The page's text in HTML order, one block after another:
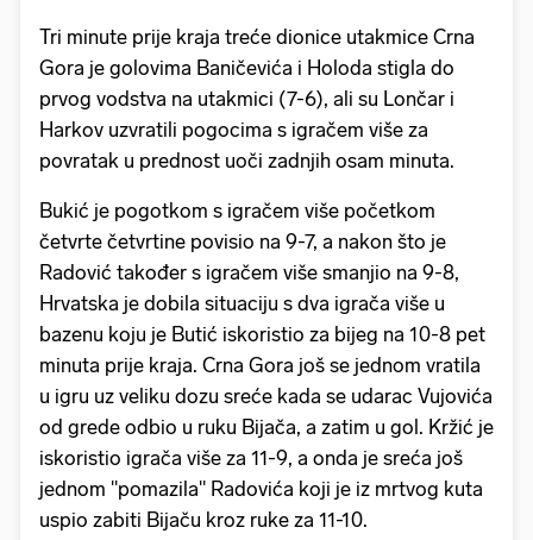
Tri minute prije kraja treće dionice utakmice Crna
Gora je golovima Baničevića i Holoda stigla do
prvog vodstva na utakmici (7-6), ali su Lončar i
Harkov uzvratili pogocima s igračem više za
povratak u prednost uoči zadnjih osam minuta.
Bukić je pogotkom s igračem više početkom
četvrte četvrtine povisio na 9-7, a nakon što je
Radović također s igračem više smanjio na 9-8,
Hrvatska je dobila situaciju s dva igrača više u
bazenu koju je Butić iskoristio za bijeg na 10-8 pet
minuta prije kraja. Crna Gora još se jednom vratila
u igru uz veliku dozu sreće kada se udarac Vujovića
od grede odbio u ruku Bijača, a zatim u gol. Kržić je
iskoristio igrača više za 11-9, a onda je sreća još
jednom "pomazila" Radovića koji je iz mrtvog kuta
uspio zabiti Bijaču kroz ruke za 11-10.